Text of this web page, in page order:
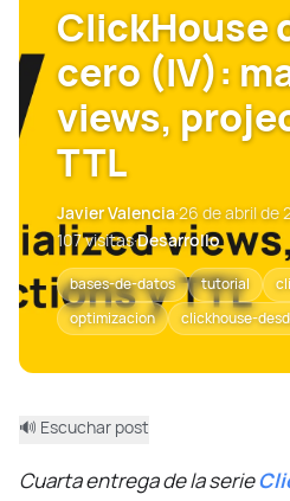
ClickHouse
cero (IV):
views,
TTL
Javier Valencia·26 de abril de
107 visitas·Desarrollo
bases-de-datos tutorial
optimizacion
clickhouse-
🔊 Escuchar post
Cuarta entrega de la serie